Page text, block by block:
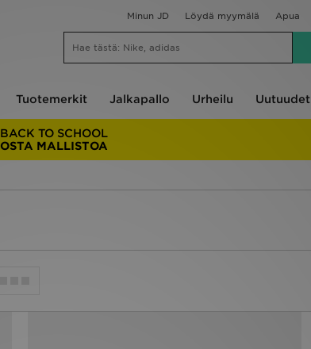
Minun JD Löydä myymälä Apua
Tuotemerkit Jalkapallo Urheilu Uutuudet
BACK TO SCHOOL
OSTA MALLISTOA